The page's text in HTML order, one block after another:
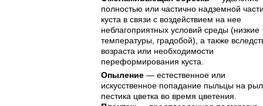
полностью или частично надземной
куста в связи с воздействием на нее
неблагоприятных условий среды (низкие
температуры, градобой), а также
возраста или необходимости
переформирования куста.
Опыление — естественное или
искусственное попадание пыльцы на
пестика цветка во время цветения.